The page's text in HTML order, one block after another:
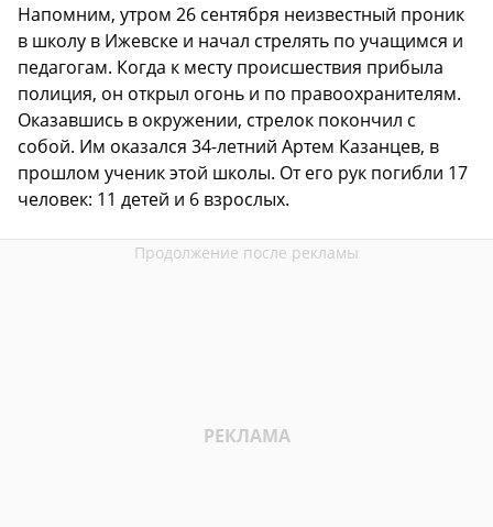
Напомним, утром 26 сентября неизвестный проник
в школу в Ижевске и начал стрелять по учащимся и
педагогам. Когда к месту происшествия прибыла
полиция, он открыл огонь и по правоохранителям.
Оказавшись в окружении, стрелок покончил с
собой. Им оказался 34-летний Артем Казанцев, в
прошлом ученик этой школы. От его рук погибли 17
человек: 11 детей и 6 взрослых.